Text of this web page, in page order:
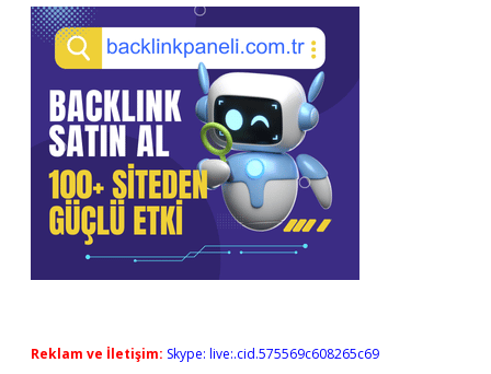
Reklam ve İletişim: Skype: live:.cid.575569c608265c69